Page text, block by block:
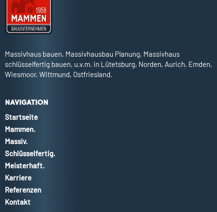
Massivhaus bauen, Massivhausbau Planung, Massivhaus
schlüsselfertig bauen, u.v.m. in Lütetsburg, Norden, Aurich, Emden,
Wiesmoor, Wittmund, Ostfriesland.
NAVIGATION
Startseite
Mammen.
Massiv.
Schlüsselfertig.
Meisterhaft.
Karriere
Referenzen
Kontakt